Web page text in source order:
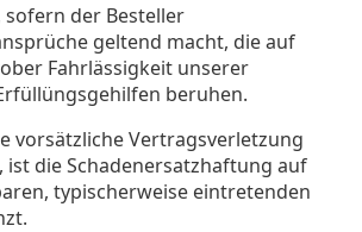
der Besteller
geltend macht, die auf
Fahrlässigkeit unserer
beruhen.
vorsätzliche Vertragsverletzung
ist die Schadenersatzhaftung auf
typischerweise eintretenden